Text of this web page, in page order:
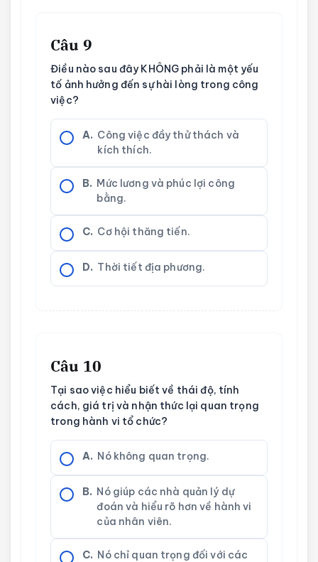
Câu 9
Điều nào sau đây KHÔNG phải là một yếu
tố ảnh hưởng đến sự hài lòng trong công
việc?
A. Công việc đầy thử thách và
kích thích.
B. Mức lương và phúc lợi công
bằng.
C. Cơ hội thăng tiến.
D. Thời tiết địa phương.
Câu 10
Tại sao việc hiểu biết về thái độ, tính
cách, giá trị và nhận thức lại quan trọng
trong hành vi tổ chức?
A. Nó không quan trọng.
B. Nó giúp các nhà quản lý dự
đoán và hiểu rõ hơn về hành vi
của nhân viên.
C. Nó chỉ quan trọng đối với các